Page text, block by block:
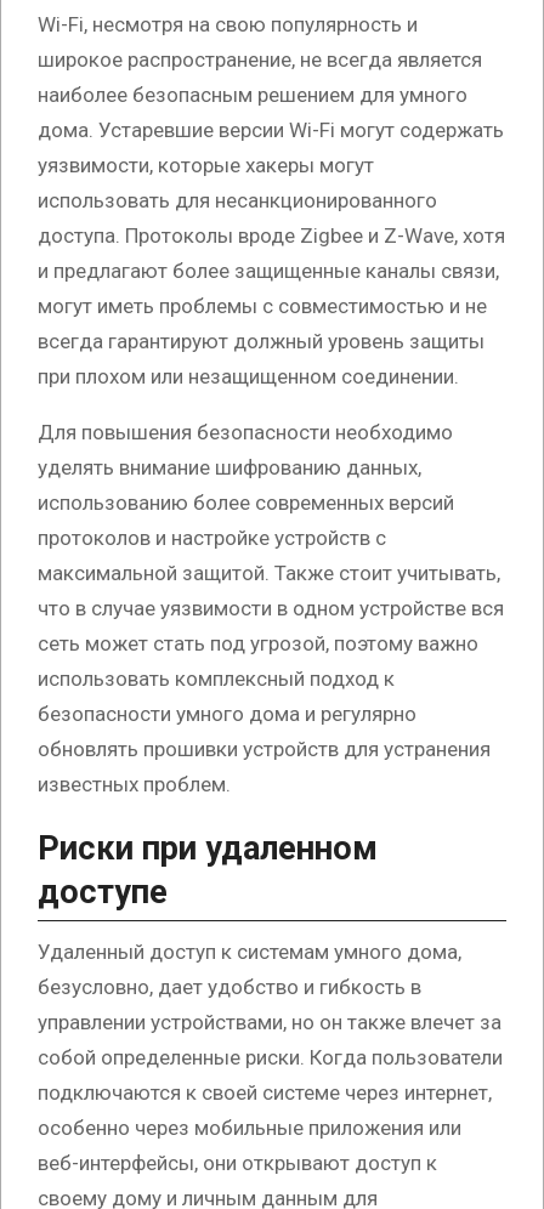
Wi-Fi, несмотря на свою популярность и
широкое распространение, не всегда является
наиболее безопасным решением для умного
дома. Устаревшие версии Wi-Fi могут содержать
уязвимости, которые хакеры могут
использовать для несанкционированного
доступа. Протоколы вроде Zigbee и Z-Wave, хотя
и предлагают более защищенные каналы связи,
могут иметь проблемы с совместимостью и не
всегда гарантируют должный уровень защиты
при плохом или незащищенном соединении.
Для повышения безопасности необходимо
уделять внимание шифрованию данных,
использованию более современных версий
протоколов и настройке устройств с
максимальной защитой. Также стоит учитывать,
что в случае уязвимости в одном устройстве вся
сеть может стать под угрозой, поэтому важно
использовать комплексный подход к
безопасности умного дома и регулярно
обновлять прошивки устройств для устранения
известных проблем.
Риски при удаленном
доступе
Удаленный доступ к системам умного дома,
безусловно, дает удобство и гибкость в
управлении устройствами, но он также влечет за
собой определенные риски. Когда пользователи
подключаются к своей системе через интернет,
особенно через мобильные приложения или
веб-интерфейсы, они открывают доступ к
своему дому и личным данным для